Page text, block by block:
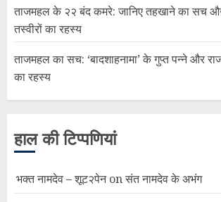
ताजमहल के २२ बंद कमरे: जानिए तहखाने का सच
तस्वीरों का रहस्य
ताजमहल का सच: ‘बादशाहनामा’ के गुप्त पन्ने और
का रहस्य
हाल की टिप्पणियां
भक्त नामदेव – शूट२पेनonसंत नामदेव के अभंग